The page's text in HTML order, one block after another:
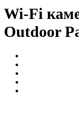
Wi-Fi
Outdoor